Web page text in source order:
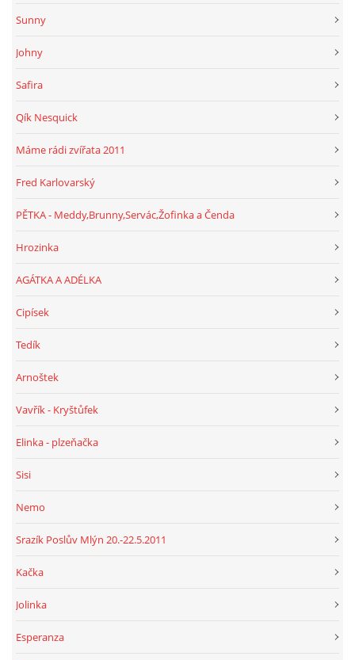
Sunny
Johny
Safira
Qík Nesquick
Máme rádi zvířata 2011
Fred Karlovarský
PĚTKA - Meddy,Brunny,Servác,Žofinka a Čenda
Hrozinka
AGÁTKA A ADÉLKA
Cipísek
Tedík
Arnoštek
Vavřík - Kryštůfek
Elinka - plzeňačka
Sisi
Nemo
Srazík Poslův Mlýn 20.-22.5.2011
Kačka
Jolinka
Esperanza